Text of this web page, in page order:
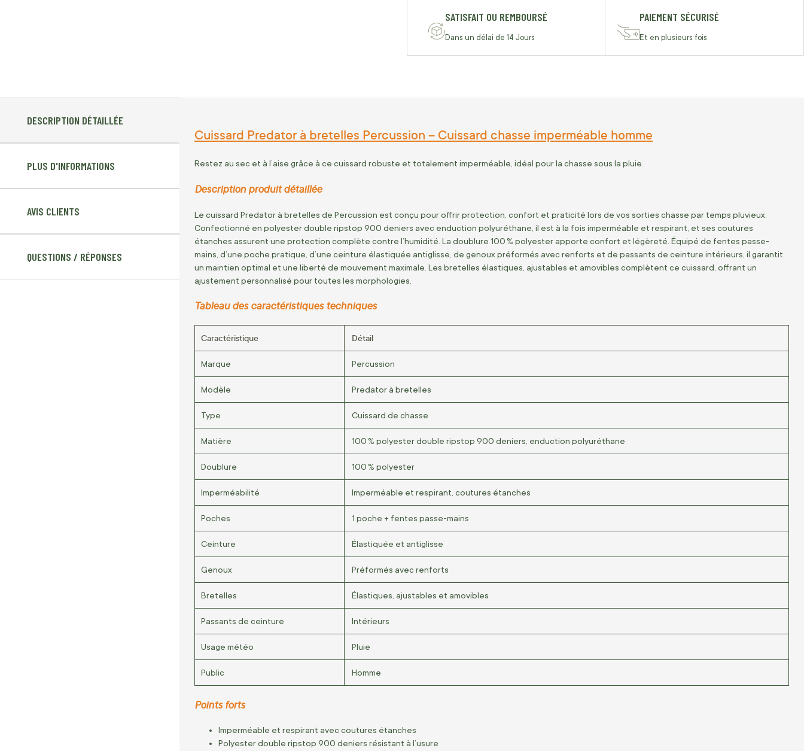
SATISFAIT OU REMBOURSÉ
Dans un délai de 14 Jours
PAIEMENT SÉCURISÉ
Et en plusieurs fois
DESCRIPTION DÉTAILLÉE
PLUS D'INFORMATIONS
AVIS CLIENTS
QUESTIONS / RÉPONSES
Cuissard Predator à bretelles Percussion – Cuissard chasse imperméable homme
Restez au sec et à l’aise grâce à ce cuissard robuste et totalement imperméable, idéal pour la chasse sous la pluie.
Description produit détaillée
Le cuissard Predator à bretelles de Percussion est conçu pour offrir protection, confort et praticité lors de vos sorties chasse par temps pluvieux.
Confectionné en polyester double ripstop 900 deniers avec enduction polyuréthane, il est à la fois imperméable et respirant, et ses coutures
étanches assurent une protection complète contre l’humidité. La doublure 100 % polyester apporte confort et légèreté. Équipé de fentes passe-
mains, d’une poche pratique, d’une ceinture élastiquée antiglisse, de genoux préformés avec renforts et de passants de ceinture intérieurs, il garantit
un maintien optimal et une liberté de mouvement maximale. Les bretelles élastiques, ajustables et amovibles complètent ce cuissard, offrant un
ajustement personnalisé pour toutes les morphologies.
Tableau des caractéristiques techniques
Caractéristique Détail
Marque Percussion
Modèle Predator à bretelles
Type Cuissard de chasse
Matière 100 % polyester double ripstop 900 deniers, enduction polyuréthane
Doublure 100 % polyester
Imperméabilité Imperméable et respirant, coutures étanches
Poches 1 poche + fentes passe-mains
Ceinture Élastiquée et antiglisse
Genoux Préformés avec renforts
Bretelles Élastiques, ajustables et amovibles
Passants de ceinture Intérieurs
Usage météo Pluie
Public Homme
Points forts
Imperméable et respirant avec coutures étanches
Polyester double ripstop 900 deniers résistant à l’usure